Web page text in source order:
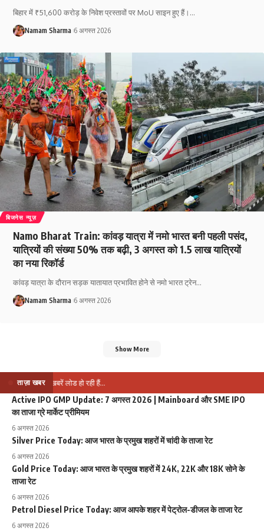
बिहार में ₹51,600 करोड़ के निवेश प्रस्तावों पर MoU साइन हुए हैं। …
Namam Sharma 6 अगस्त 2026
बिजनेस न्यूज़
Namo Bharat Train: कांवड़ यात्रा में नमो भारत बनी पहली पसंद,
यात्रियों की संख्या 50% तक बढ़ी, 3 अगस्त को 1.5 लाख यात्रियों
का नया रिकॉर्ड
कांवड़ यात्रा के दौरान सड़क यातायात प्रभावित होने से नमो भारत ट्रेन…
Namam Sharma 6 अगस्त 2026
Show More
ताज़ा खबर⏳ खबरें लोड हो रही हैं...
Active IPO GMP Update: 7 अगस्त 2026 | Mainboard और SME IPO
का ताजा ग्रे मार्केट प्रीमियम
6 अगस्त 2026
Silver Price Today: आज भारत के प्रमुख शहरों में चांदी के ताजा रेट
6 अगस्त 2026
Gold Price Today: आज भारत के प्रमुख शहरों में 24K, 22K और 18K सोने के
ताजा रेट
6 अगस्त 2026
Petrol Diesel Price Today: आज आपके शहर में पेट्रोल-डीजल के ताजा रेट
6 अगस्त 2026